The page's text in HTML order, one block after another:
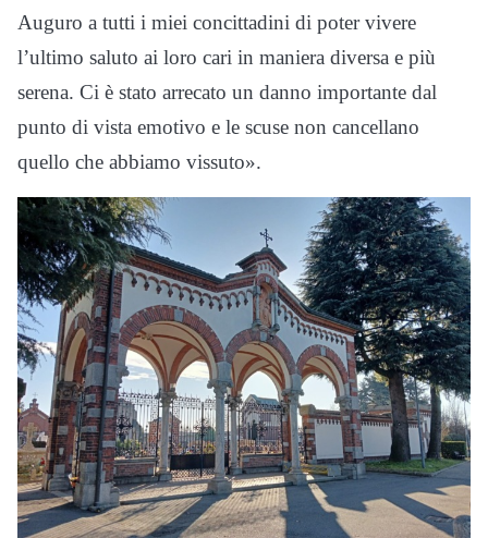
Auguro a tutti i miei concittadini di poter vivere
l’ultimo saluto ai loro cari in maniera diversa e più
serena. Ci è stato arrecato un danno importante dal
punto di vista emotivo e le scuse non cancellano
quello che abbiamo vissuto».